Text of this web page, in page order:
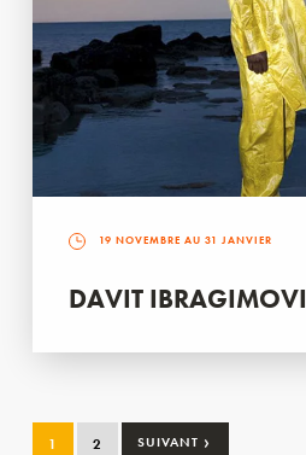
19 NOVEMBRE AU 31 JANVIER
DAVIT IBRAGIMOVI
1 2 SUIVANT ›